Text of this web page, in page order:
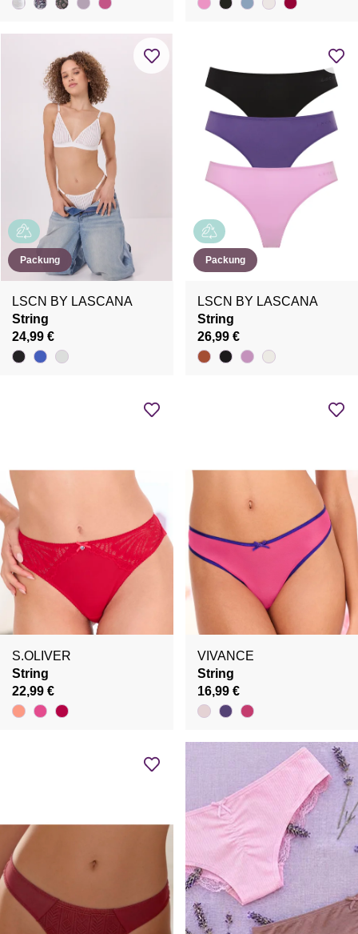
Packung
LSCN BY LASCANA
String
24,99 €
Packung
LSCN BY LASCANA
String
26,99 €
S.OLIVER
String
22,99 €
VIVANCE
String
16,99 €